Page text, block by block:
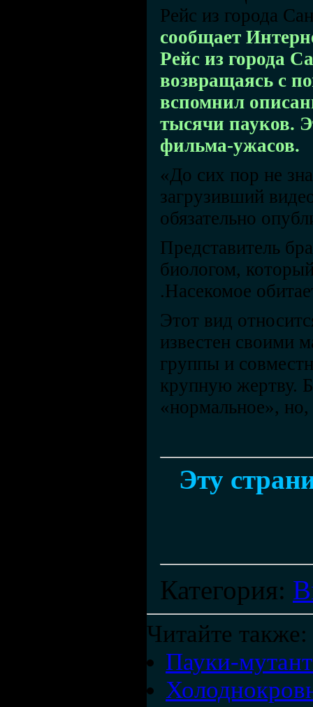
Рейс из города
сообщает
Рейс из города
возвращаясь с
вспомнил
тысячи пауков.
фильма-ужасов.
«До сих пор не
загрузивший
обязательно
Представитель
биологом,
.Насекомое
Этот вид
известен своими
группы и
крупную жертву.
«нормальное»,
Эту
Категория:
Читайте также:
Пауки-